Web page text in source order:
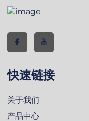
快速链接
关于我们
产品中心